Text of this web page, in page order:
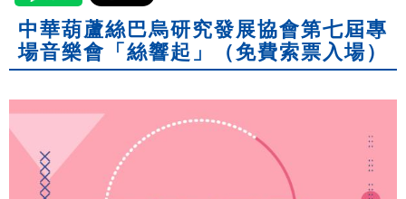
中華葫蘆絲巴烏研究發展協會第七屆專
場音樂會「絲響起」（免費索票入場）